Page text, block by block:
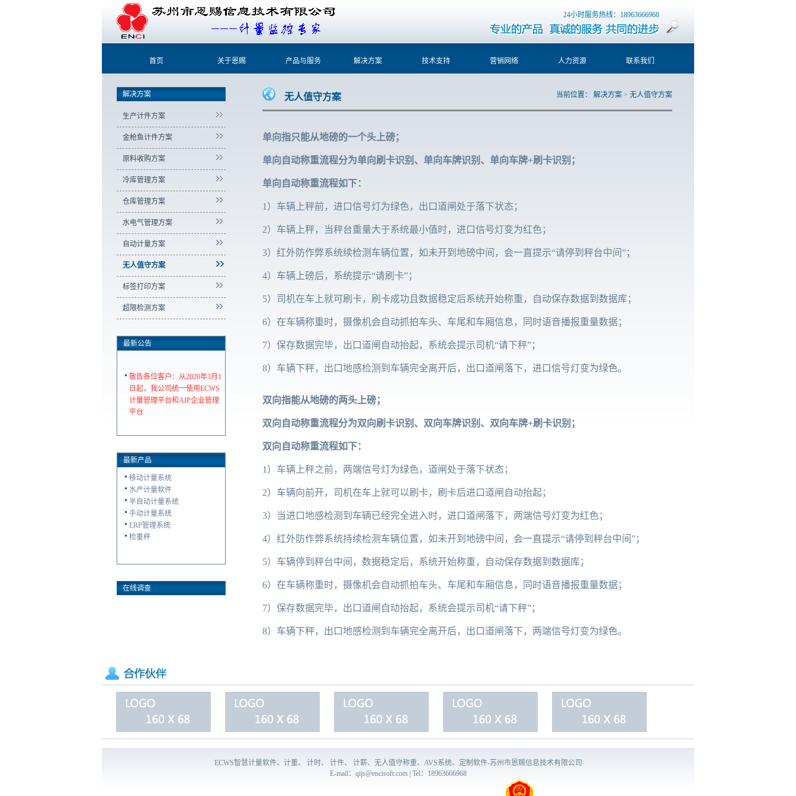
24小时服务热线：18963666968
首页 关于恩赐 产品与服务 解决方案 技术支持 营销网络 人力资源 联系我们
解决方案
生产计件方案
金枪鱼计件方案
原料收购方案
冷库管理方案
仓库管理方案
水电气管理方案
自动计量方案
无人值守方案
标签打印方案
超限检测方案
最新公告
敬告各位客户：从2020年3月1
日起，我公司统一使用ECWS
计量管理平台和AIP企业管理
平台
最新产品
移动计量系统
水产计量软件
半自动计量系统
手动计量系统
ERP管理系统
检重秤
在线调查
无人值守方案 当前位置： 解决方案 > 无人值守方案
单向指只能从地磅的一个头上磅；
单向自动称重流程分为单向刷卡识别、单向车牌识别、单向车牌+刷卡识别；
单向自动称重流程如下 ：
1）车辆上秤前，进口信号灯为绿色，出口道闸处于落下状态；
2）车辆上秤，当秤台重量大于系统最小值时，进口信号灯变为红色；
3）红外防作弊系统续检测车辆位置，如未开到地磅中间，会一直提示“请停到秤台中间”；
4）车辆上磅后，系统提示“请刷卡”；
5）司机在车上就可刷卡，刷卡成功且数据稳定后系统开始称重，自动保存数据到数据库；
6）在车辆称重时，摄像机会自动抓拍车头、车尾和车厢信息，同时语音播报重量数据；
7）保存数据完毕，出口道闸自动抬起，系统会提示司机“请下秤”；
8）车辆下秤，出口地感检测到车辆完全离开后，出口道闸落下，进口信号灯变为绿色。
双向指能从地磅的两头上磅；
双向自动称重流程分为双向刷卡识别、双向车牌识别、双向车牌+刷卡识别；
双向自动称重流程如下：
1）车辆上秤之前，两端信号灯为绿色，道闸处于落下状态；
2）车辆向前开，司机在车上就可以刷卡，刷卡后进口道闸自动抬起；
3）当进口地感检测到车辆已经完全进入时，进口道闸落下，两端信号灯变为红色；
4）红外防作弊系统持续检测车辆位置，如未开到地磅中间，会一直提示“请停到秤台中间”；
5）车辆停到秤台中间，数据稳定后，系统开始称重，自动保存数据到数据库；
6）在车辆称重时，摄像机会自动抓拍车头、车尾和车厢信息，同时语音播报重量数据；
7）保存数据完毕，出口道闸自动抬起，系统会提示司机“请下秤”；
8）车辆下秤，出口地感检测到车辆完全离开后，出口道闸落下，两端信号灯变为绿色。
ECWS智慧计量软件、计重、 计时、 计件、 计薪、无人值守称重、AVS系统、定制软件-苏州市恩赐信息技术有限公司
E-mail： qijs@encisoft.com| Tel：18963666968